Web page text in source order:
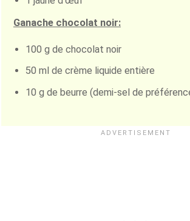
Ganache chocolat noir:
100 g de chocolat noir
50 ml de crème liquide entière
10 g de beurre (demi-sel de